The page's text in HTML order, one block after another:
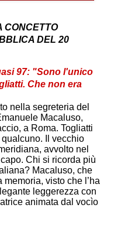
CONCETTO
DEL 20
97: "Sono l'unico
Che non era
nella segreteria del
Macaluso,
a Roma. Togliatti
Il vecchio
avvolto nel
Chi si ricorda più
Macaluso, che
visto che l’ha
leggerezza con
animata dal vocìo